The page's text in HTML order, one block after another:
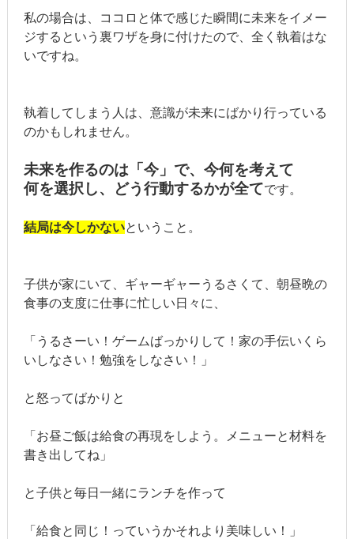
私の場合は、ココロと体で感じた瞬間に未来をイメー
ジするという裏ワザを身に付けたので、全く執着はな
いですね。
執着してしまう人は、意識が未来にばかり行っている
のかもしれません。
未来を作るのは「今」で、今何を考えて
何を選択し、どう行動するかが全てです。
結局は今しかないということ。
子供が家にいて、ギャーギャーうるさくて、朝昼晩の
食事の支度に仕事に忙しい日々に、
「うるさーい！ゲームばっかりして！家の手伝いくら
いしなさい！勉強をしなさい！」
と怒ってばかりと
「お昼ご飯は給食の再現をしよう。メニューと材料を
書き出してね」
と子供と毎日一緒にランチを作って
「給食と同じ！っていうかそれより美味しい！」